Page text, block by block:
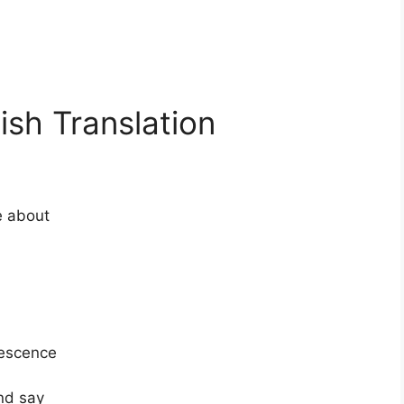
Translation
about
say